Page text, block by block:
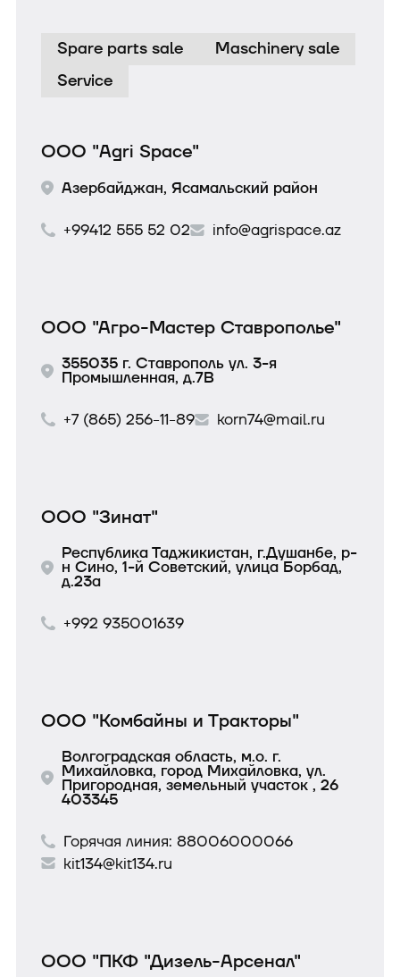
Spare parts sale
Maschinery sale
Service
ООО "Agri Space"
Азербайджан, Ясамальский район
+99412 555 52 02 info@agrispace.az
ООО "Агро-Мастер Ставрополье"
355035 г. Ставрополь ул. 3-я
Промышленная, д.7В
+7 (865) 256-11-89 korn74@mail.ru
ООО "Зинат"
Республика Таджикистан, г.Душанбе, р-
н Сино, 1-й Советский, улица Борбад,
д.23а
+992 935001639
ООО "Комбайны и Тракторы"
Волгоградская область, м.о. г.
Михайловка, город Михайловка, ул.
Пригородная, земельный участок , 26
403345
Горячая линия: 88006000066
kit134@kit134.ru
ООО "ПКФ "Дизель-Арсенал"